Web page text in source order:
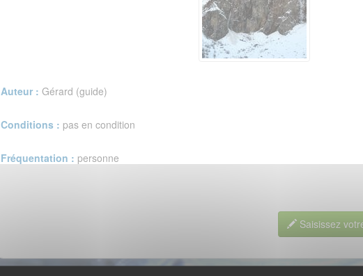
Auteur : Gérard (guide)
Conditions : pas en condition
Fréquentation : personne
Saisissez